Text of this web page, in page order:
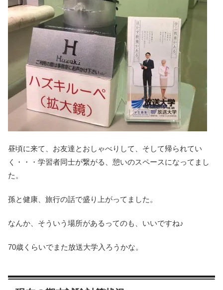
昼頃に来て、お友達とおしゃべりして、そして帰られてい
く・・・学習者同士が繋がる、憩いのスペースになってまし
た。
孫と健康、旅行の話で盛り上がってました。
なんか、そういう場所があるってのも、いいですね♪
70歳くらいでまた放送大学入ろうかな。